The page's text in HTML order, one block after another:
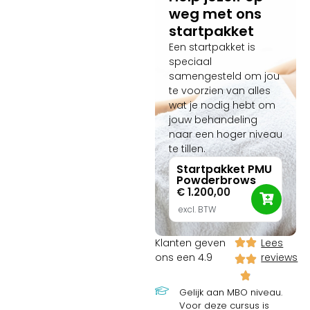
volledig zijn inbegrepen.
Dankzij onze CRKBO-
registratie studeer je
volledig BTW-vrij en verdien
je deze scherpe
praktijkinvestering van €
540,- na je start in de
praktijk razendsnel terug!
weg met ons
startpakket
Een startpakket is
speciaal
samengesteld om jou
te voorzien van alles
wat je nodig hebt om
jouw behandeling
naar een hoger niveau
te tillen.
Startpakket PMU
Powderbrows
€1.200,00
excl. BTW
Klanten geven
ons een 4.9
Lees
reviews
Gelijk aan MBO niveau.
Voor deze cursus is